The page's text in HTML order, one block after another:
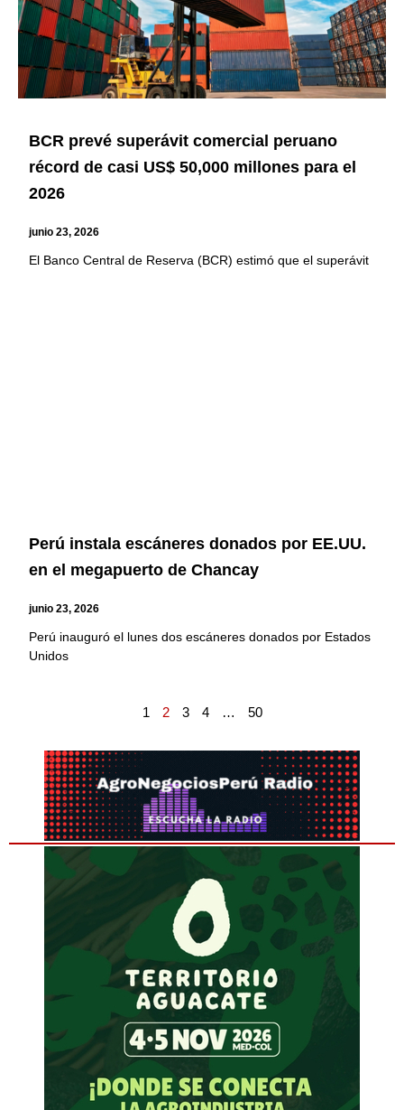
BCR prevé superávit comercial peruano
récord de casi US$ 50,000 millones para el
2026
junio 23, 2026
El Banco Central de Reserva (BCR) estimó que el superávit
Perú instala escáneres donados por EE.UU.
en el megapuerto de Chancay
junio 23, 2026
Perú inauguró el lunes dos escáneres donados por Estados
Unidos
1 2 3 4 … 50